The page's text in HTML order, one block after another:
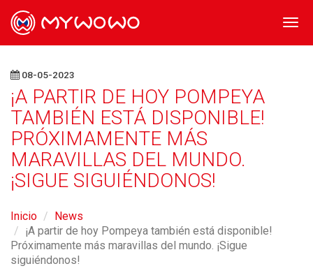
08-05-2023
¡A PARTIR DE HOY POMPEYA
TAMBIÉN ESTÁ DISPONIBLE!
PRÓXIMAMENTE MÁS
MARAVILLAS DEL MUNDO.
¡SIGUE SIGUIÉNDONOS!
Inicio
News
¡A partir de hoy Pompeya también está disponible!
Próximamente más maravillas del mundo. ¡Sigue
siguiéndonos!